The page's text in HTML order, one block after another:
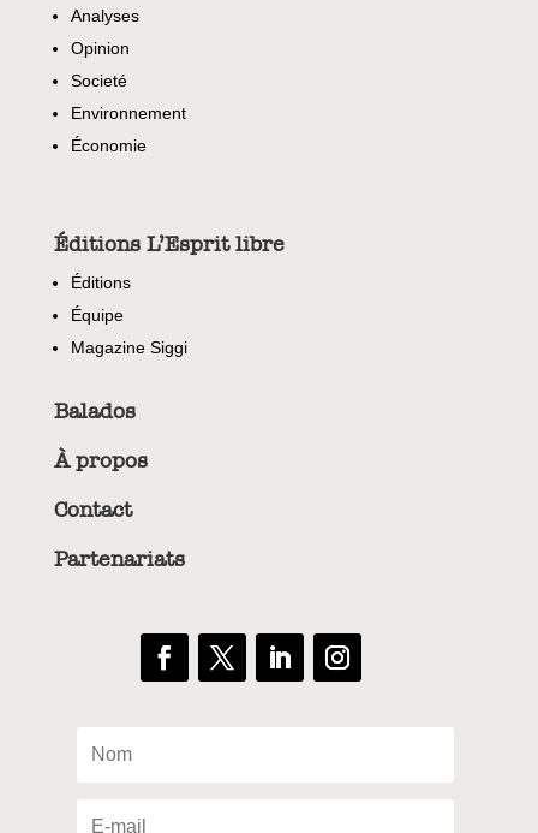
Analyses
Opinion
Societé
Environnement
Économie
Éditions L’Esprit libre
Éditions
Équipe
Magazine Siggi
Balados
À propos
Contact
Partenariats